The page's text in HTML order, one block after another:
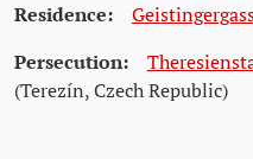
Residence:
Persecution:
(Terezín, Czech Republic)